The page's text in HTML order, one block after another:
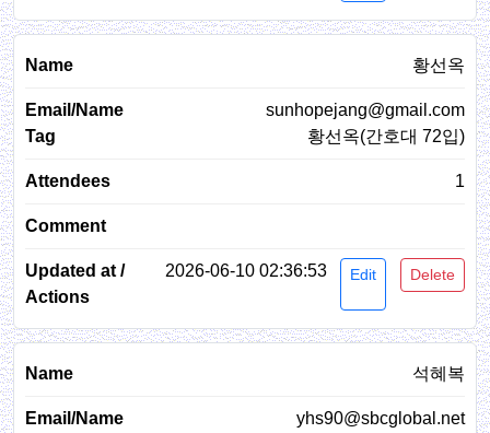
황선옥
sunhopejang@gmail.com
황선옥(간호대 72입)
1
2026-06-10 02:36:53 Edit Delete
석혜복
yhs90@sbcglobal.net